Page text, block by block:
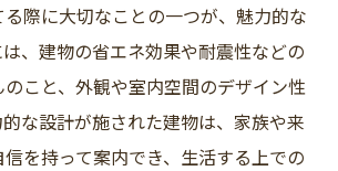
際に大切なことの一つが、魅力的な
、建物の省エネ効果や耐震性などの
こと、外観や室内空間のデザイン性
な設計が施された建物は、家族や来
を持って案内でき、生活する上での